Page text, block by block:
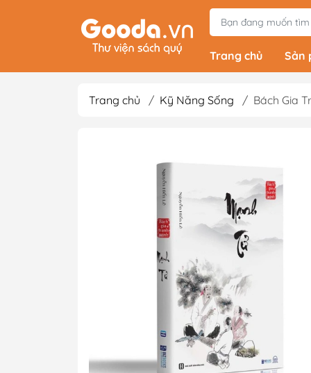
Trang chủ
Sản
Thám
Văn Học Kinh Điển
Xem thêm
Sách Ehon &
Thiếu Nhi
Tô Màu - Luyện
Kiến Thức Bách
Trẻ
Trang chủ / Kỹ Năng Sống / Bách Gia